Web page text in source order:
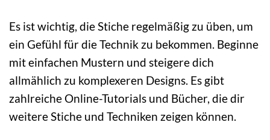
Es ist wichtig, die Stiche regelmäßig zu üben, um
ein Gefühl für die Technik zu bekommen. Beginne
mit einfachen Mustern und steigere dich
allmählich zu komplexeren Designs. Es gibt
zahlreiche Online-Tutorials und Bücher, die dir
weitere Stiche und Techniken zeigen können.